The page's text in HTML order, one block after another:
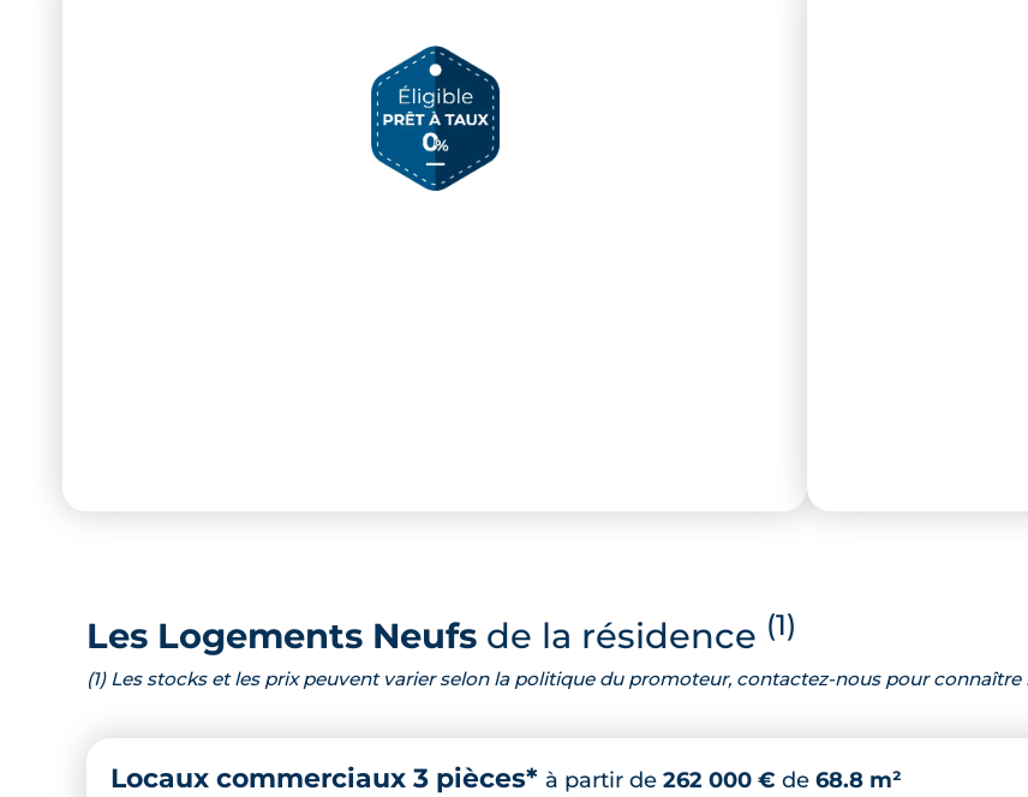
Les Logements Neufs de la résidence (1)
(1) Les stocks et les prix peuvent varier selon la politique du promoteur, contactez-nous pour
Locaux commerciaux 3 pièces* à partir de 262 000 € de 68.8 m²